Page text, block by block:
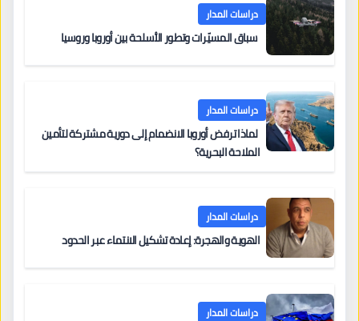
دراسات المدار
سباق المسيّرات وتطور الأسلحة بين أوروبا وروسيا
دراسات المدار
لماذا ترفض أوروبا الانضمام إلى دورية مشتركة لتأمين
الملاحة البحرية؟
دراسات المدار
الهوية والهجرة: إعادة تشكيل الانتماء عبر الحدود
دراسات المدار